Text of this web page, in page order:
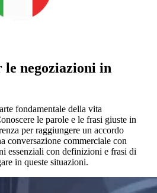
negoziazioni in
fondamentale della vita
le parole e le frasi giuste in
per raggiungere un accordo
conversazione commerciale con
essenziali con definizioni e frasi di
in queste situazioni.